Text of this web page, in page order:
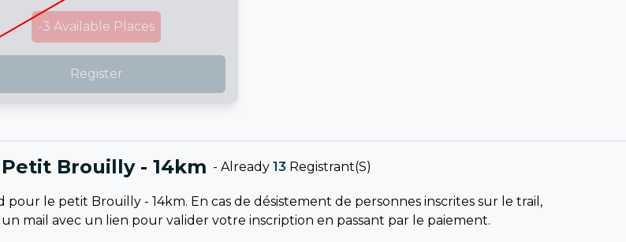
-3 Available Places
Register
Brouilly - 14km - Already 13 Registrant(s)
le petit Brouilly - 14km. En cas de désistement de personnes inscrites sur le trail,
mail avec un lien pour valider votre inscription en passant par le paiement.